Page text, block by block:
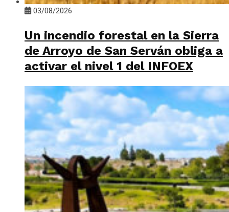
03/08/2026
Un incendio forestal en la Sierra
de Arroyo de San Serván obliga a
activar el nivel 1 del INFOEX